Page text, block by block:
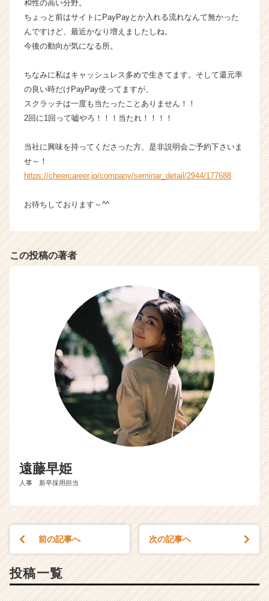
r
e
e
和性の高い分野。
ちょっと前はサイトにPayPayとか入れる流れなんて無かった
んですけど、最近かなり増えましたしね。
今後の動向が気になる所。
ちなみに私はキャッシュレス多めで生きてます。そして還元率
の良い時だけPayPay使ってますが、
スクラッチは一度も当たったことありません！！
2回に1回って嘘やろ！！！当たれ！！！！
当社に興味を持ってくださった方、是非説明会ご予約下さいま
せ～！
https://cheercareer.jp/company/seminar_detail/2944/177688
お待ちしております～^^
この投稿の著者
遠藤早姫
人事 新卒採用担当
前の記事へ 次の記事へ
投稿一覧